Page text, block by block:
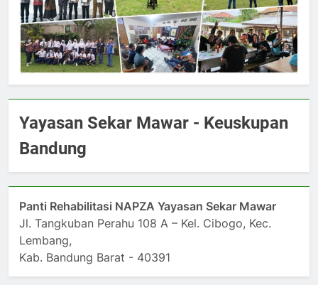
Yayasan Sekar Mawar - Keuskupan
Bandung
Panti Rehabilitasi NAPZA Yayasan Sekar Mawar
Jl. Tangkuban Perahu 108 A – Kel. Cibogo, Kec.
Lembang,
Kab. Bandung Barat - 40391